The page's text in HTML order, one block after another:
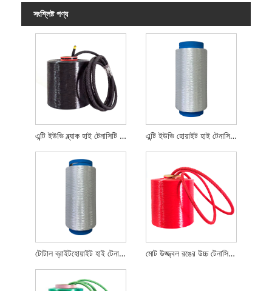
সংশ্লিষ্ট পণ্য
এন্টি ইউভি ব্ল্যাক হাই টেনাসিটি পলিয়েস্টার ইন্ডাস্ট্রিয়াল সুতা এন্টি ইউভি হোয়াইট হাই টেনাসিটি পলিয়েস্টার ইন্ডাস্ট্রিয়াল ইয়ার্ন
টোটাল ব্রাইটহোয়াইট হাই টেনাসিটি পলিয়েস্টার ইন্ডাস্ট্রিয়াল সুতা মোট উজ্জ্বল রঙের উচ্চ টেনাসিটি পলিয়েস্টার শিল্প সুতা